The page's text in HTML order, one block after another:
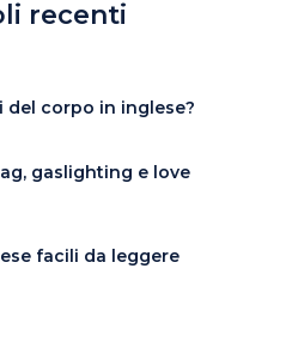
recenti
del corpo in inglese?
gaslighting e love
facili da leggere